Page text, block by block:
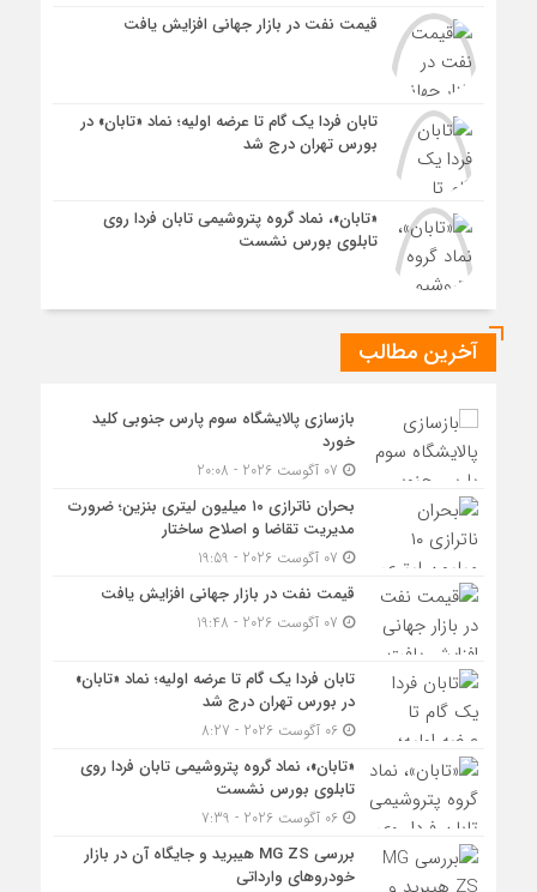
قیمت نفت در بازار جهانی افزایش یافت
تابان فردا یک گام تا عرضه اولیه؛ نماد «تابان» در
بورس تهران درج شد
«تابان»، نماد گروه پتروشیمی تابان فردا روی
تابلوی بورس نشست
آخرین مطالب
بازسازی پالایشگاه سوم پارس جنوبی کلید
خورد
بحران ناترازی ۱۰ میلیون لیتری بنزین؛ ضرورت
مدیریت تقاضا و اصلاح ساختار
قیمت نفت در بازار جهانی افزایش یافت
تابان فردا یک گام تا عرضه اولیه؛ نماد «تابان»
در بورس تهران درج شد
06 آگوست 2026 - 8:27
«تابان»، نماد گروه پتروشیمی تابان فردا روی
تابلوی بورس نشست
06 آگوست 2026 - 7:39
بررسی MG ZS هیبرید و جایگاه آن در بازار
خودروهای وارداتی